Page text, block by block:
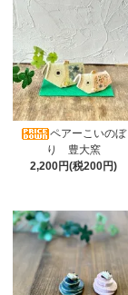
ペアーこいのぼ
り 豊大窯
2,200円(税200円)